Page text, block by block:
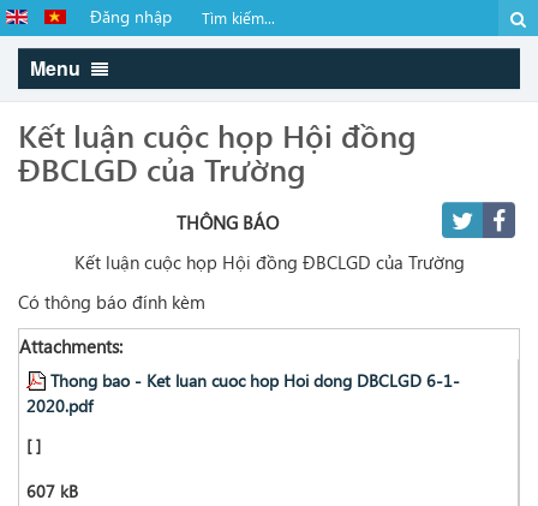
Đăng nhập
Menu
Kết luận cuộc họp Hội đồng
ĐBCLGD của Trường
THÔNG BÁO
Kết luận cuộc họp Hội đồng ĐBCLGD của Trường
Có thông báo đính kèm
Attachments:
Thong bao - Ket luan cuoc hop Hoi dong DBCLGD 6-1-
2020.pdf
[ ]
607 kB